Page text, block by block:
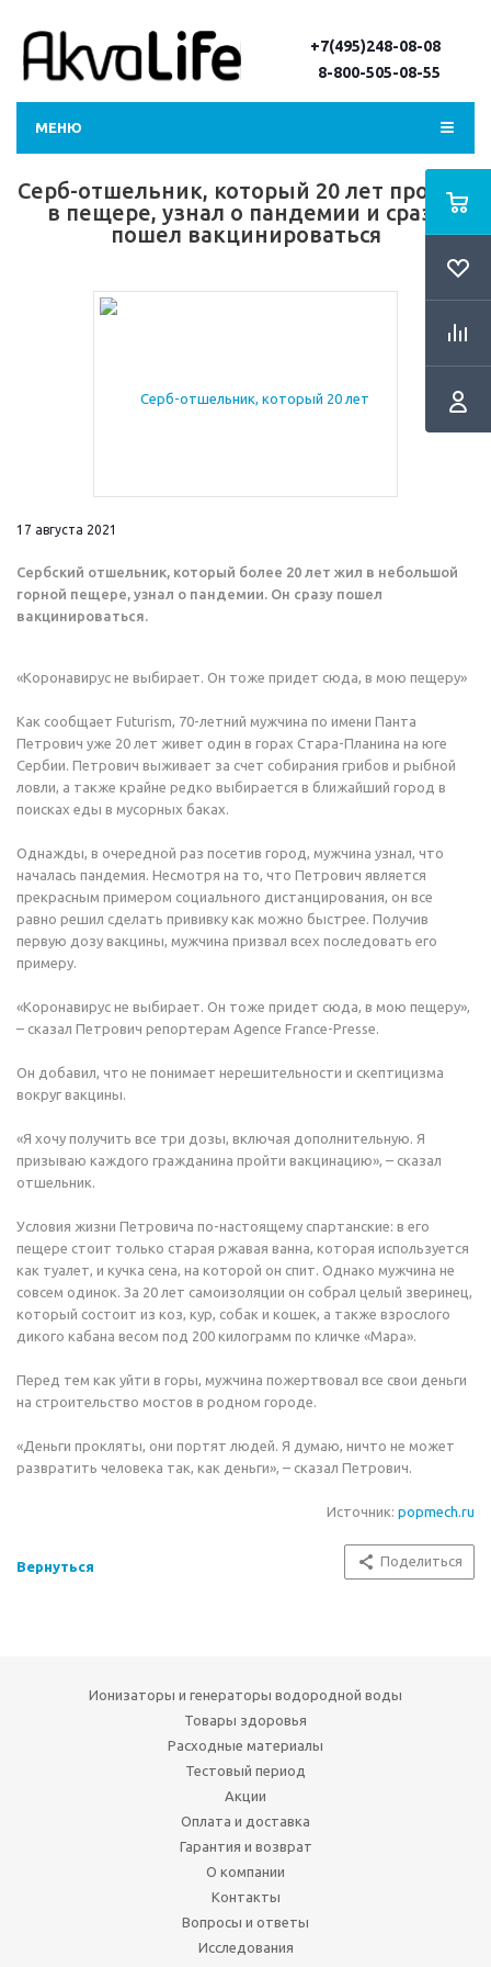
+7(495)248-08-08
8-800-505-08-55
МЕНЮ
Серб-отшельник, который 20 лет прожил
в пещере, узнал о пандемии и сразу
пошел вакцинироваться
17 августа 2021
Сербский отшельник, который более 20 лет жил в небольшой
горной пещере, узнал о пандемии. Он сразу пошел
вакцинироваться.
«Коронавирус не выбирает. Он тоже придет сюда, в мою пещеру»
Как сообщает Futurism, 70-летний мужчина по имени Панта
Петрович уже 20 лет живет один в горах Стара-Планина на юге
Сербии. Петрович выживает за счет собирания грибов и рыбной
ловли, а также крайне редко выбирается в ближайший город в
поисках еды в мусорных баках.
Однажды, в очередной раз посетив город, мужчина узнал, что
началась пандемия. Несмотря на то, что Петрович является
прекрасным примером социального дистанцирования, он все
равно решил сделать прививку как можно быстрее. Получив
первую дозу вакцины, мужчина призвал всех последовать его
примеру.
«Коронавирус не выбирает. Он тоже придет сюда, в мою пещеру»,
– сказал Петрович репортерам Agence France-Presse.
Он добавил, что не понимает нерешительности и скептицизма
вокруг вакцины.
«Я хочу получить все три дозы, включая дополнительную. Я
призываю каждого гражданина пройти вакцинацию», – сказал
отшельник.
Условия жизни Петровича по-настоящему спартанские: в его
пещере стоит только старая ржавая ванна, которая используется
как туалет, и кучка сена, на которой он спит. Однако мужчина не
совсем одинок. За 20 лет самоизоляции он собрал целый зверинец,
который состоит из коз, кур, собак и кошек, а также взрослого
дикого кабана весом под 200 килограмм по кличке «Мара».
Перед тем как уйти в горы, мужчина пожертвовал все свои деньги
на строительство мостов в родном городе.
«Деньги прокляты, они портят людей. Я думаю, ничто не может
развратить человека так, как деньги», – сказал Петрович.
Источник: popmech.ru
Вернуться Поделиться
Ионизаторы и генераторы водородной воды
Товары здоровья
Расходные материалы
Тестовый период
Акции
Оплата и доставка
Гарантия и возврат
О компании
Контакты
Вопросы и ответы
Исследования